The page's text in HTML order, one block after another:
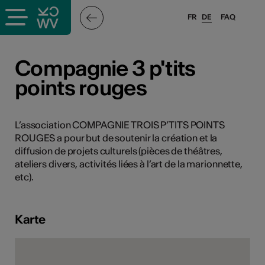
FAQ
FR DE
Compagnie 3 p'tits
points rouges
L’association COMPAGNIE TROIS P’TITS POINTS
ROUGES a pour but de soutenir la création et la
diffusion de projets culturels (pièces de théâtres,
ateliers divers, activités liées à l’art de la marionnette,
etc).
Karte